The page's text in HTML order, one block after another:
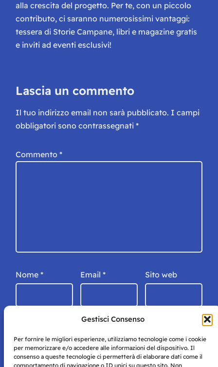
Gestisci Consenso
Per fornire le migliori esperienze, utilizziamo tecnologie come i cookie
per memorizzare e/o accedere alle informazioni del dispositivo. Il
consenso a queste tecnologie ci permetterà di elaborare dati come il
comportamento di navigazione o ID unici su questo sito. Non
alla crescita del progetto. Per te, con un piccolo
contributo, ci saranno numerosissimi vantaggi:
tessera di Storie Campane, libri e magazine gratis
e inviti ad eventi esclusivi!
Lascia un commento
Il tuo indirizzo email non sarà pubblicato. I campi
obbligatori sono contrassegnati *
Commento *
Nome * Email * Sito web